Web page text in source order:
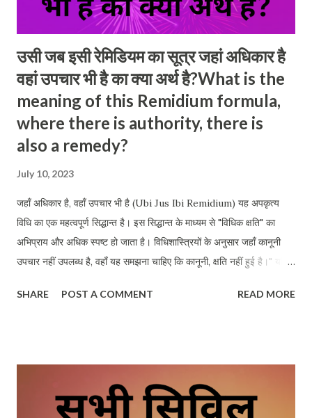
उसी जब इसी रेमिडियम का सूत्र जहां अधिकार है
वहां उपचार भी है का क्या अर्थ है?What is the
meaning of this Remidium formula,
where there is authority, there is
also a remedy?
July 10, 2023
जहाँ अधिकार है, वहाँ उपचार भी है (Ubi Jus Ibi Remidium) यह अपकृत्य
विधि का एक महत्वपूर्ण सिद्धान्त है। इस सिद्धान्त के माध्यम से "विधिक क्षति" का
अभिप्राय और अधिक स्पष्ट हो जाता है। विधिशास्त्रियों के अनुसार जहाँ कानूनी
उपचार नहीं उपलब्ध है, वहाँ यह समझना चाहिए कि कानूनी, क्षति नहीं हुई है।" यदि
प्राप्त होने चाहिए और अगर उस अधिकार के उपयोग में किसी तरह का अवरोध
तथा कानूनी उपचार का ही संबंध स्थापित होता है। ब्रेडले बनाम गॉसेट में न्यायमूर्ति
SHARE POST A COMMENT READ MORE